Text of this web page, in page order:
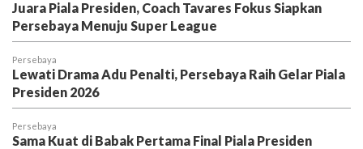
Juara Piala Presiden, Coach Tavares Fokus Siapkan
Persebaya Menuju Super League
Persebaya
Lewati Drama Adu Penalti, Persebaya Raih Gelar Piala
Presiden 2026
Persebaya
Sama Kuat di Babak Pertama Final Piala Presiden